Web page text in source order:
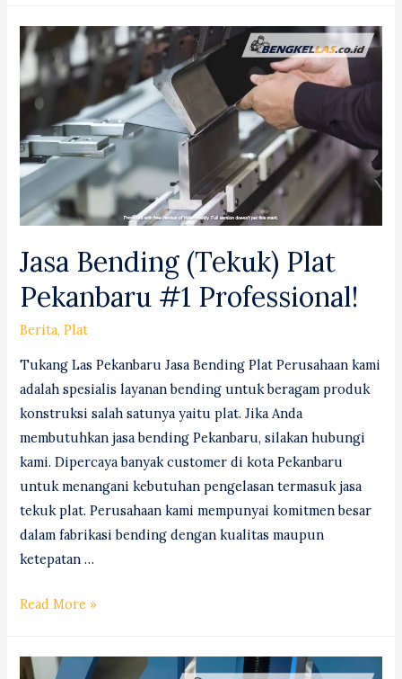
(Router
&
Milling)
Tebingtinggi
#1
Jasa Bending (Tekuk) Plat
Pekanbaru #1 Professional!
Berita,Plat
Tukang Las Pekanbaru Jasa Bending Plat Perusahaan kami
adalah spesialis layanan bending untuk beragam produk
konstruksi salah satunya yaitu plat. Jika Anda
membutuhkan jasa bending Pekanbaru, silakan hubungi
kami. Dipercaya banyak customer di kota Pekanbaru
untuk menangani kebutuhan pengelasan termasuk jasa
tekuk plat. Perusahaan kami mempunyai komitmen besar
dalam fabrikasi bending dengan kualitas maupun
ketepatan …
Jasa
Read More »